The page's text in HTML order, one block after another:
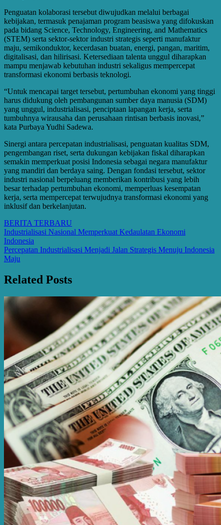
Penguatan kolaborasi tersebut diwujudkan melalui berbagai
kebijakan, termasuk penajaman program beasiswa yang difokuskan
pada bidang Science, Technology, Engineering, and Mathematics
(STEM) serta sektor-sektor industri strategis seperti manufaktur
maju, semikonduktor, kecerdasan buatan, energi, pangan, maritim,
digitalisasi, dan hilirisasi. Ketersediaan talenta unggul diharapkan
mampu menjawab kebutuhan industri sekaligus mempercepat
transformasi ekonomi berbasis teknologi.
“Untuk mencapai target tersebut, pertumbuhan ekonomi yang tinggi
harus didukung oleh pembangunan sumber daya manusia (SDM)
yang unggul, industrialisasi, penciptaan lapangan kerja, serta
tumbuhnya wirausaha dan perusahaan rintisan berbasis inovasi,”
kata Purbaya Yudhi Sadewa.
Sinergi antara percepatan industrialisasi, penguatan kualitas SDM,
pengembangan riset, serta dukungan kebijakan fiskal diharapkan
semakin memperkuat posisi Indonesia sebagai negara manufaktur
yang mandiri dan berdaya saing. Dengan fondasi tersebut, sektor
industri nasional berpeluang memberikan kontribusi yang lebih
besar terhadap pertumbuhan ekonomi, memperluas kesempatan
kerja, serta mempercepat terwujudnya transformasi ekonomi yang
inklusif dan berkelanjutan.
BERITA TERBARU
Post
navigation
Industrialisasi Nasional Memperkuat Kedaulatan Ekonomi
Indonesia
Percepatan Industrialisasi Menjadi Jalan Strategis Menuju Indonesia
Maju
Related Posts